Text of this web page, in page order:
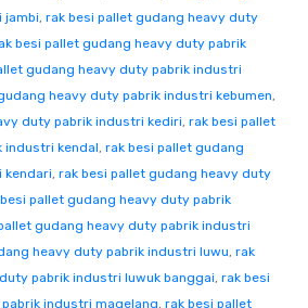
jambi, rak besi pallet gudang heavy duty
besi pallet gudang heavy duty pabrik
gudang heavy duty pabrik industri
heavy duty pabrik industri kebumen,
duty pabrik industri kediri, rak besi pallet
industri kendal, rak besi pallet gudang
kendari, rak besi pallet gudang heavy duty
pallet gudang heavy duty pabrik
gudang heavy duty pabrik industri
heavy duty pabrik industri luwu, rak
pabrik industri luwuk banggai, rak besi
industri magelang, rak besi pallet